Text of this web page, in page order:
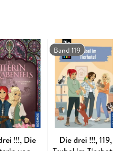
Hinweise und
bald verfolgen sie eine heiße
Vergangenheit, zu einem
witzig und gefährlich:
bis sie auch diesen Fall
!!!, Die
Band 119
Die drei !!!, 119,